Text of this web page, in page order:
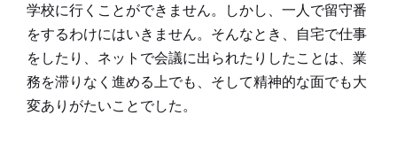
学校に行くことができません。しかし、一人で留守番
をするわけにはいきません。そんなとき、自宅で仕事
をしたり、ネットで会議に出られたりしたことは、業
務を滞りなく進める上でも、そして精神的な面でも大
変ありがたいことでした。